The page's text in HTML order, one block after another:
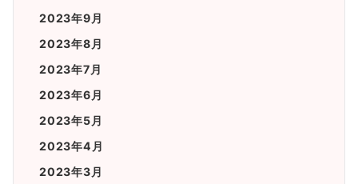
2023年9月
2023年8月
2023年7月
2023年6月
2023年5月
2023年4月
2023年3月